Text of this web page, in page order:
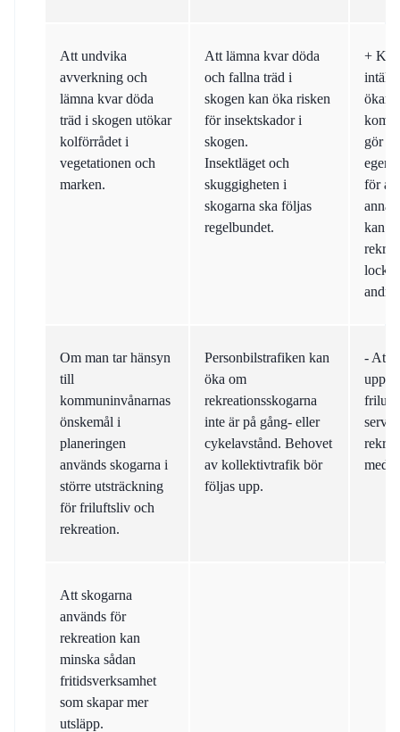
Att undvika
avverkning och
lämna kvar döda
träd i skogen utökar
kolförrådet i
vegetationen och
marken.
Att lämna kvar döda
och fallna träd i
skogen kan öka risken
för insektskador i
skogen.
Insektläget och
skuggigheten i
skogarna ska följas
regelbundet.
+
ökar
gör
egen
för att
kan
locka
Om man tar hänsyn
till
kommuninvånarnas
önskemål i
planeringen
används skogarna i
större utsträckning
för friluftsliv och
rekreation.
Personbilstrafiken kan
öka om
rekreationsskogarna
inte är på gång- eller
cykelavstånd. Behovet
av kollektivtrafik bör
följas upp.
- Att
Att skogarna
används för
rekreation kan
minska sådan
fritidsverksamhet
som skapar mer
utsläpp.